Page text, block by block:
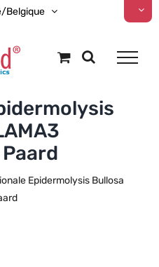
Belgique
Epidermolysis Bullosa